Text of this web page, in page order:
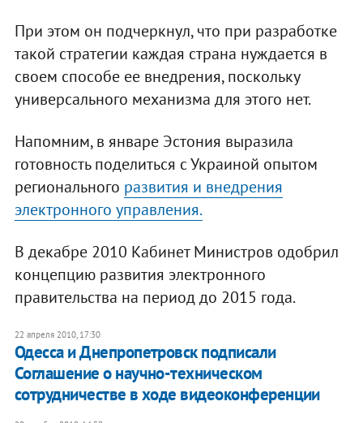
При этом он подчеркнул, что при разработке
такой стратегии каждая страна нуждается в
своем способе ее внедрения, поскольку
универсального механизма для этого нет.
Напомним, в январе Эстония выразила
готовность поделиться с Украиной опытом
регионального развития и внедрения
электронного управления.
В декабре 2010 Кабинет Министров одобрил
концепцию развития электронного
правительства на период до 2015 года.
22 апреля 2010, 17:30
Одесса и Днепропетровск подписали
Соглашение о научно-техническом
сотрудничестве в ходе видеоконференции